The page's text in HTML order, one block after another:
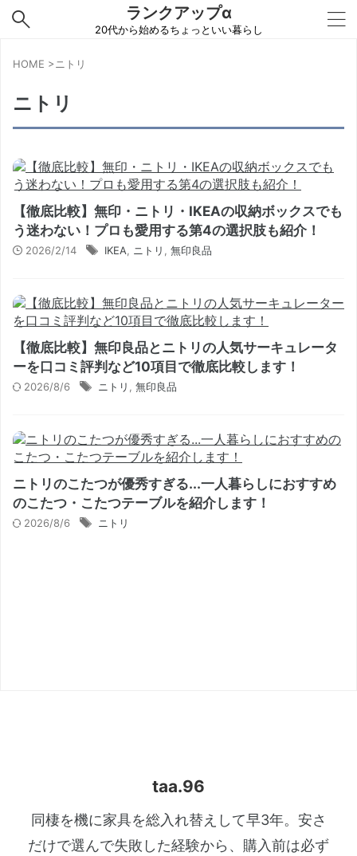
ランクアップα
20代から始めるちょっといい暮らし
HOME >ニトリ
ニトリ
【徹底比較】無印・ニトリ・IKEAの収納ボックスでも
う迷わない！プロも愛用する第4の選択肢も紹介！
2026/2/14 IKEA ニトリ 無印良品
【徹底比較】無印良品とニトリの人気サーキュレータ
ーを口コミ評判など10項目で徹底比較します！
2026/8/6 ニトリ 無印良品
ニトリのこたつが優秀すぎる...一人暮らしにおすすめ
のこたつ・こたつテーブルを紹介します！
2026/8/6 ニトリ
taa.96
同棲を機に家具を総入れ替えして早3年。安さ
だけで選んで失敗した経験から、購入前は必ず